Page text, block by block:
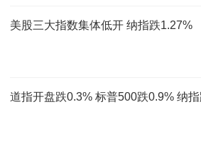
美股三大指数集体低开 纳指跌1.27%
道指开盘跌0.3% 标普500跌0.9% 纳